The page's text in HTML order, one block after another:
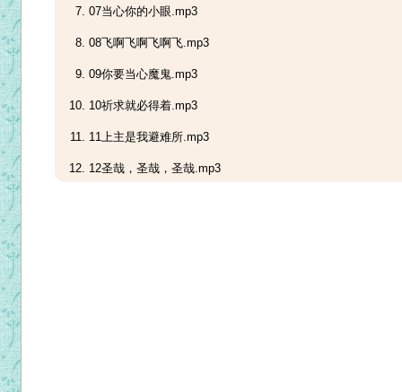
07当心你的小眼.mp3
08飞啊飞啊飞啊飞.mp3
09你要当心魔鬼.mp3
10祈求就必得着.mp3
11上主是我避难所.mp3
12圣哉，圣哉，圣哉.mp3